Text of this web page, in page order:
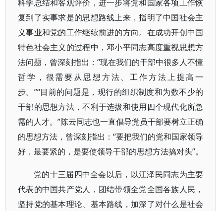
科学总结和客观评价，进一步将党和国家各项工作恢
复到了实事求是的思想路线上来，指明了中国社会主
义事业和党的工作继续前进的方向。在成功开创中国
特色社会主义的过程中，邓小平同志高度重视思想方
法问题，曾深刻指出：“现在我们的干部中很多人不懂
哲学，很需要从思想方法、工作方法上提高一
步。”“目前的问题是，现行的组织制度和为数不少的
干部的思想方法，不利于选拔和使用四个现代化所急
需的人才。”陈云同志也一直倡导党员干部要树立正确
的思想方法，曾深刻指出：“要把我们的党和国家领导
好，最要紧的，是要使领导干部的思想方法搞对头”。
党的十三届四中全会以后，以江泽民同志为主要
代表的中国共产党人，团结带领全党全国各族人民，
坚持党的基本理论、基本路线，加深了对什么是社会